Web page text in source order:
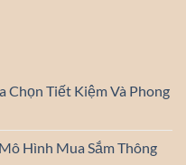
Chọn Tiết Kiệm Và Phong
Hình Mua Sắm Thông